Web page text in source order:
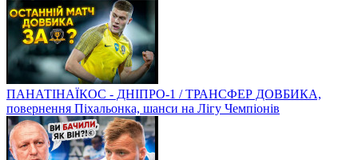
ПАНАТІНАЇКОС - ДНІПРО-1 / ТРАНСФЕР ДОВБИКА,
повернення Піхальонка, шанси на Лігу Чемпіонів